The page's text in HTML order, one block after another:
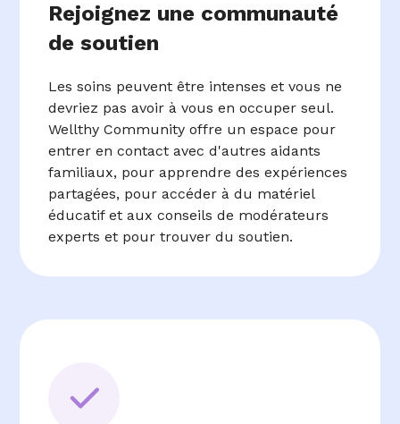
Rejoignez une communauté
de soutien
Les soins peuvent être intenses et vous ne
devriez pas avoir à vous en occuper seul.
Wellthy Community offre un espace pour
entrer en contact avec d'autres aidants
familiaux, pour apprendre des expériences
partagées, pour accéder à du matériel
éducatif et aux conseils de modérateurs
experts et pour trouver du soutien.